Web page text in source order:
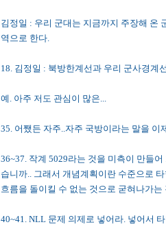
김정일 : 우리 군대는 지금까지 주장해 온
역으로 한다.
18. 김정일 : 북방한계선과 우리 군사경계
예. 아주 저도 관심이 많은...
35. 어쨌든 자주..자주 국방이라는 말을
36~37. 작계 5029라는 것을 미측이 만들
습니까.. 그래서 개념계획이란 수준으로
흐름을 돌이킬 수 없는 것으로 굳혀나가
40~41. NLL 문제 의제로 넣어라. 넣어서